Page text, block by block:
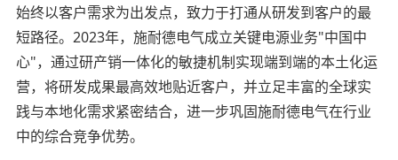
始终以客户需求为出发点，致力于打通从研发到客户的最
短路径。2023年，施耐德电气成立关键电源业务"中国中
心"，通过研产销一体化的敏捷机制实现端到端的本土化运
营，将研发成果最高效地贴近客户，并立足丰富的全球实
践与本地化需求紧密结合，进一步巩固施耐德电气在行业
中的综合竞争优势。